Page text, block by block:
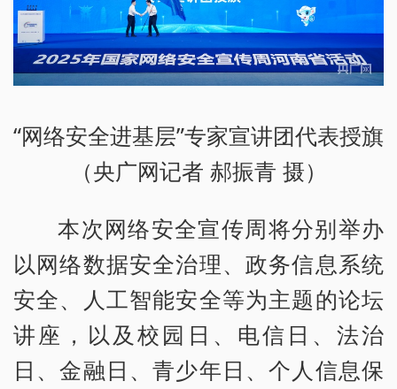
“网络安全进基层”专家宣讲团代表授旗
（央广网记者 郝振青 摄）
本次网络安全宣传周将分别举办
以网络数据安全治理、政务信息系统
安全、人工智能安全等为主题的论坛
讲座，以及校园日、电信日、法治
日、金融日、青少年日、个人信息保